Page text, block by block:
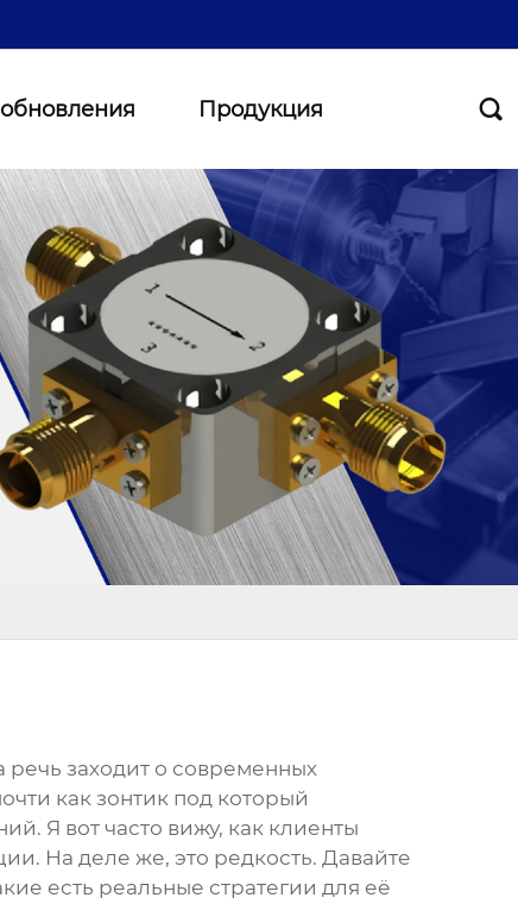
Продукция 
речь заходит о современных
как зонтик под который
Я вот часто вижу, как клиенты
На деле же, это редкость. Давайте
есть реальные стратегии для её